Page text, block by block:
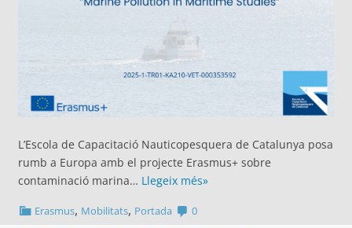
L’Escola de Capacitació Nauticopesquera de Catalunya posa
rumb a Europa amb el projecte Erasmus+ sobre
contaminació marina… Llegeix més»
Erasmus, Mobilitats, Portada 0